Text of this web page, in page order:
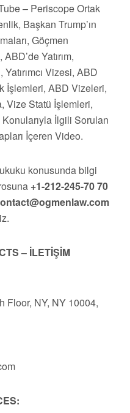
– Periscope Ortak
Başkan Trump’ın
Göçmen
Yatırım,
Vizesi, ABD
İşlemleri, ABD Vizeleri,
Vize Statü İşlemleri,
İlgili Sorulan
İçeren Video.
konusunda bilgi
+1-212-245-70 70
– İLETİŞİM
Floor, NY, NY 10004,